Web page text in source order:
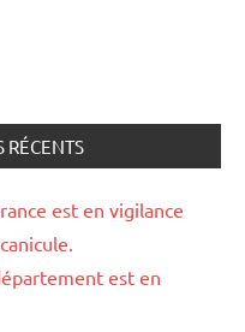
RÉCENTS
est en vigilance
est en